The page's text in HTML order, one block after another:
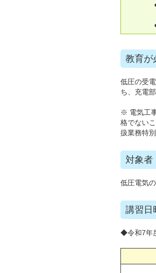
教育
低圧の受
ち、充電
※ 電気工
格でない
扱業務特
対象者
低圧電気
講習日
◆令和7年